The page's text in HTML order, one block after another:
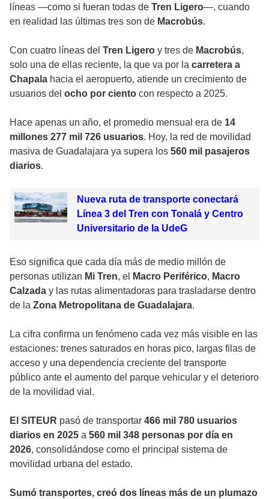
líneas —como si fueran todas de Tren Ligero—, cuando
en realidad las últimas tres son de Macrobús.
Con cuatro líneas del Tren Ligero y tres de Macrobús,
solo una de ellas reciente, la que va por la carretera a
Chapala hacia el aeropuerto, atiende un crecimiento de
usuarios del ocho por ciento con respecto a 2025.
Hace apenas un año, el promedio mensual era de 14
millones 277 mil 726 usuarios. Hoy, la red de movilidad
masiva de Guadalajara ya supera los 560 mil pasajeros
diarios.
Nueva ruta de transporte conectará
Línea 3 del Tren con Tonalá y Centro
Universitario de la UdeG
Eso significa que cada día más de medio millón de
personas utilizan Mi Tren, el Macro Periférico, Macro
Calzada y las rutas alimentadoras para trasladarse dentro
de la Zona Metropolitana de Guadalajara.
La cifra confirma un fenómeno cada vez más visible en las
estaciones: trenes saturados en horas pico, largas filas de
acceso y una dependencia creciente del transporte
público ante el aumento del parque vehicular y el deterioro
de la movilidad vial.
El SITEUR pasó de transportar 466 mil 780 usuarios
diarios en 2025 a 560 mil 348 personas por día en
2026, consolidándose como el principal sistema de
movilidad urbana del estado.
Sumó transportes, creó dos líneas más de un plumazo